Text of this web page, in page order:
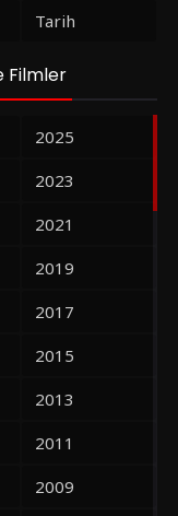
Tarih
Filmler
2025
2023
2021
2019
2017
2015
2013
2011
2009